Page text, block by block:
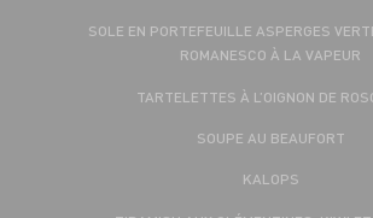
SOLE EN PORTEFEUILLE ASPERGES
ROMANESCO À LA VAPEUR
TARTELETTES À L’OIGNON DE
SOUPE AU BEAUFORT
KALOPS